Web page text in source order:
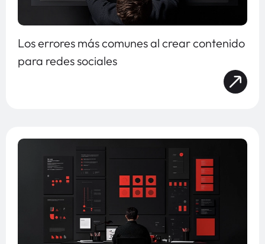
Los errores más comunes al crear contenido
para redes sociales